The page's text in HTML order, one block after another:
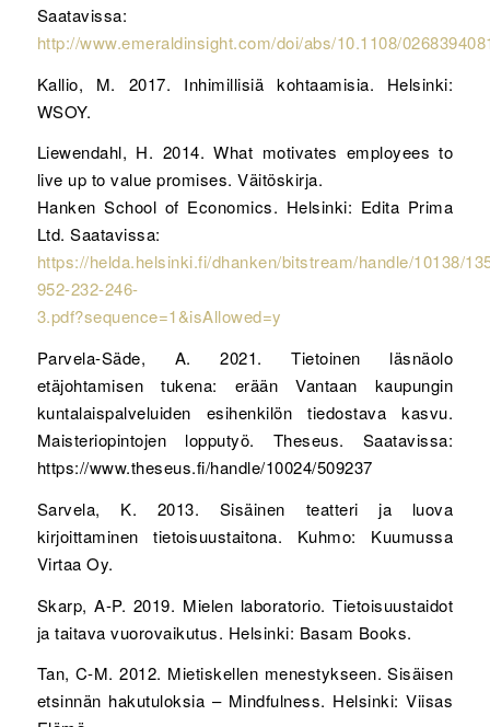
Saatavissa:
http://www.emeraldinsight.com/doi/abs/10.1108/
Kallio, M. 2017. Inhimillisiä kohtaamisia. Helsinki:
WSOY.
Liewendahl, H. 2014. What motivates employees to
live up to value promises. Väitöskirja.
Hanken School of Economics. Helsinki: Edita Prima
Ltd. Saatavissa:
https://helda.helsinki.fi/dhanken/bitstream/handle/10138/
952-232-246-
3.pdf?sequence=1&isAllowed=y
Parvela-Säde, A. 2021. Tietoinen läsnäolo
etäjohtamisen tukena: erään Vantaan kaupungin
kuntalaispalveluiden esihenkilön tiedostava kasvu.
Maisteriopintojen lopputyö. Theseus. Saatavissa:
https://www.theseus.fi/handle/10024/509237
Sarvela, K. 2013. Sisäinen teatteri ja luova
kirjoittaminen tietoisuustaitona. Kuhmo: Kuumussa
Virtaa Oy.
Skarp, A-P. 2019. Mielen laboratorio. Tietoisuustaidot
ja taitava vuorovaikutus. Helsinki: Basam Books.
Tan, C-M. 2012. Mietiskellen menestykseen. Sisäisen
etsinnän hakutuloksia – Mindfulness. Helsinki: Viisas